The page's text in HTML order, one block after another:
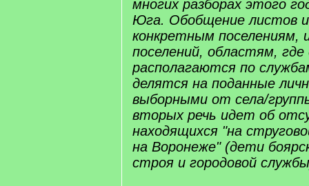
многих разборах этого
Юга. Обобщение листов
конкретным поселениям,
поселений, областям, где
располагаются по
делятся на поданные
выборными от села/
вторых речь идет об
находящихся "на
на Воронеже" (дети
строя и городовой